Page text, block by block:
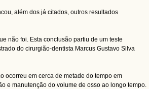
além dos já citados, outros resultados
não foi. Esta conclusão partiu de um teste
do cirurgião-dentista Marcus Gustavo Silva
ocorreu em cerca de metade do tempo em
e manutenção do volume de osso ao longo tempo.